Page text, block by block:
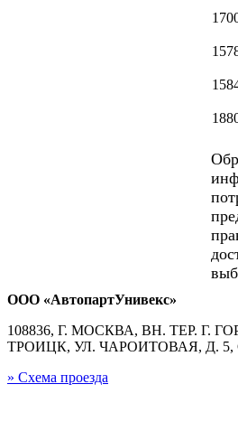
ООО «АвтопартУнивекс»
108836, Г. МОСКВА, ВН. ТЕР. Г.
ТРОИЦК, УЛ. ЧАРОИТОВАЯ, Д. 5,
» Схема проезда